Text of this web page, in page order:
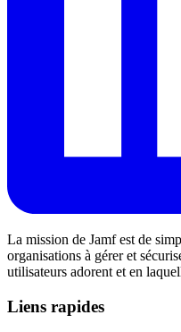
La mission de Jamf est de
organisations à gérer et
utilisateurs adorent et en
Liens rapides